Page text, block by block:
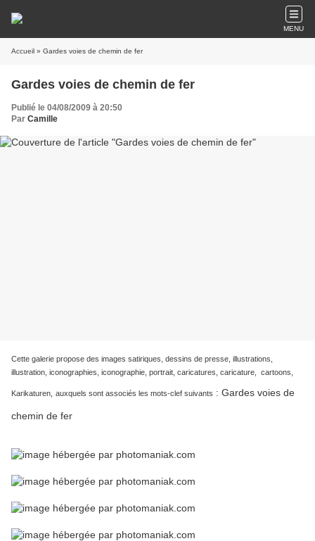
MENU
Accueil » Gardes voies de chemin de fer
Gardes voies de chemin de fer
Publié le 04/08/2009 à 20:50
Par Camille
Cette galerie propose des images satiriques, dessins de presse, illustrations,
illustration, iconographies, iconographie, portrait, caricatures, caricature, cartoons,
Karikaturen, auxquels sont associés les mots-clef suivants : Gardes voies de
chemin de fer